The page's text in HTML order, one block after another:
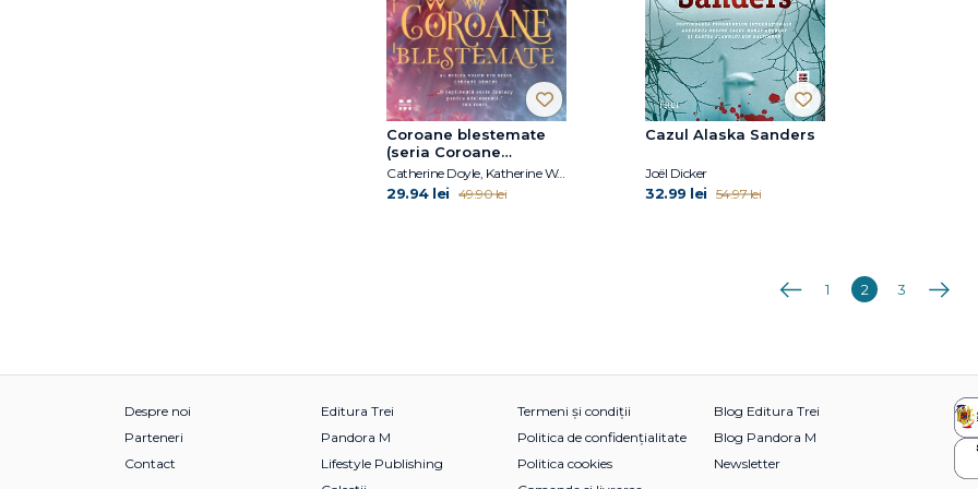
Coroane blestemate
(seria Coroane
gemene, vol. 2)
Catherine Doyle, Katherine Webber
29.94 lei 49.90 lei
Cazul Alaska Sanders
Joël Dicker
32.99 lei 54.97 lei
Anterioara
1 2 3
Despre noi
Parteneri
Contact
Editura Trei
Pandora M
Lifestyle Publishing
Termeni și condiții
Politica de confidențialitate
Politica cookies
Blog Editura Trei
Blog Pandora M
Newsletter